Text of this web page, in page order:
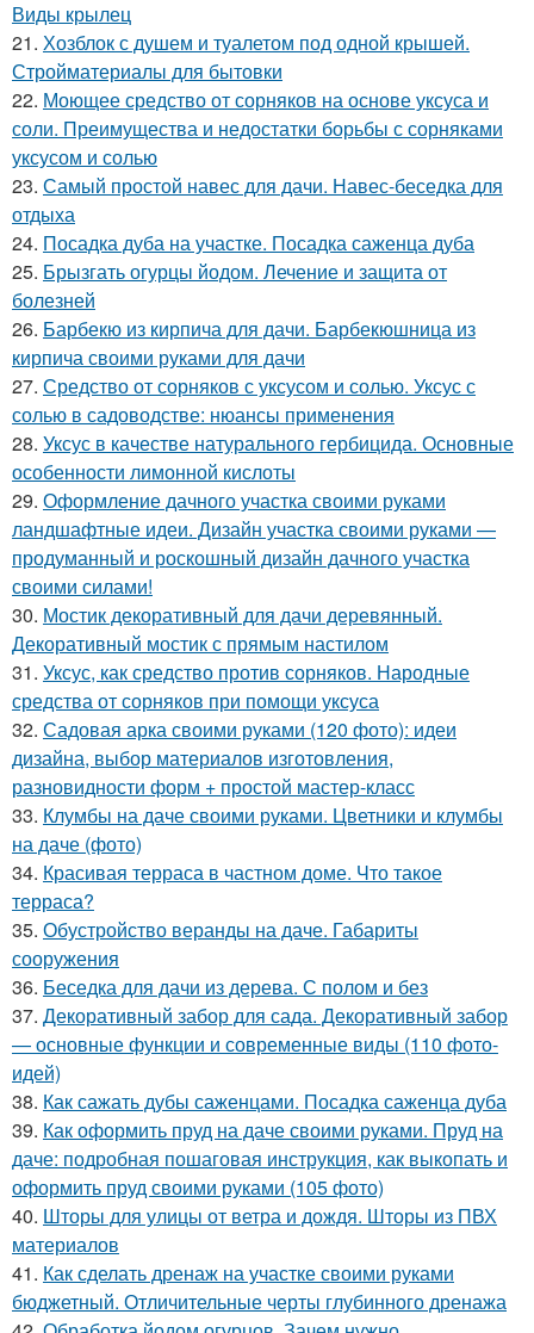
Виды крылец
21. Хозблок с душем и туалетом под одной крышей.
Стройматериалы для бытовки
22. Моющее средство от сорняков на основе уксуса и
соли. Преимущества и недостатки борьбы с сорняками
уксусом и солью
23. Самый простой навес для дачи. Навес-беседка для
отдыха
24. Посадка дуба на участке. Посадка саженца дуба
25. Брызгать огурцы йодом. Лечение и защита от
болезней
26. Барбекю из кирпича для дачи. Барбекюшница из
кирпича своими руками для дачи
27. Средство от сорняков с уксусом и солью. Уксус с
солью в садоводстве: нюансы применения
28. Уксус в качестве натурального гербицида. Основные
особенности лимонной кислоты
29. Оформление дачного участка своими руками
ландшафтные идеи. Дизайн участка своими руками —
продуманный и роскошный дизайн дачного участка
своими силами!
30. Мостик декоративный для дачи деревянный.
Декоративный мостик с прямым настилом
31. Уксус, как средство против сорняков. Народные
средства от сорняков при помощи уксуса
32. Садовая арка своими руками (120 фото): идеи
дизайна, выбор материалов изготовления,
разновидности форм + простой мастер-класс
33. Клумбы на даче своими руками. Цветники и клумбы
на даче (фото)
34. Красивая терраса в частном доме. Что такое
терраса?
35. Обустройство веранды на даче. Габариты
сооружения
36. Беседка для дачи из дерева. С полом и без
37. Декоративный забор для сада. Декоративный забор
— основные функции и современные виды (110 фото-
идей)
38. Как сажать дубы саженцами. Посадка саженца дуба
39. Как оформить пруд на даче своими руками. Пруд на
даче: подробная пошаговая инструкция, как выкопать и
оформить пруд своими руками (105 фото)
40. Шторы для улицы от ветра и дождя. Шторы из ПВХ
материалов
41. Как сделать дренаж на участке своими руками
бюджетный. Отличительные черты глубинного дренажа